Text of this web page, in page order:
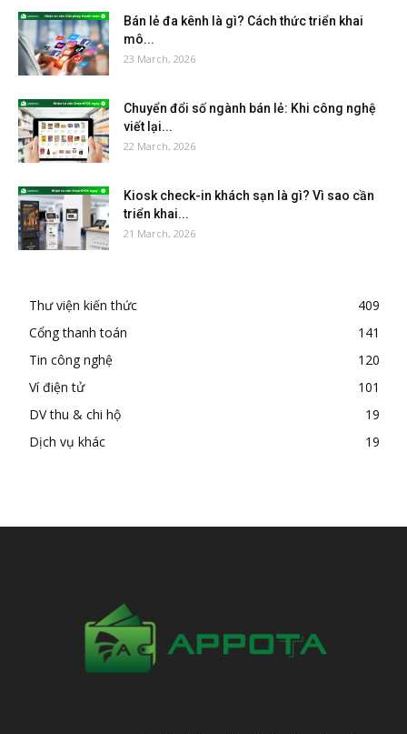
Bán lẻ đa kênh là gì? Cách thức triển khai
mô...
23 March, 2026
Chuyển đổi số ngành bán lẻ: Khi công nghệ
viết lại...
22 March, 2026
Kiosk check-in khách sạn là gì? Vì sao cần
triển khai...
21 March, 2026
Thư viện kiến thức
409
Cổng thanh toán
141
Tin công nghệ
120
Ví điện tử
101
DV thu & chi hộ
19
Dịch vụ khác
19